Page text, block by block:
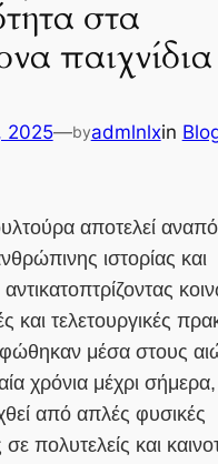
στα
παιχνίδια
2025—byadmlnlxin
αποτελεί
ιστορίας και
και τελετουργικές
μέσα στους
χρόνια μέχρι
από απλές φυσικές
σε πολυτελείς και